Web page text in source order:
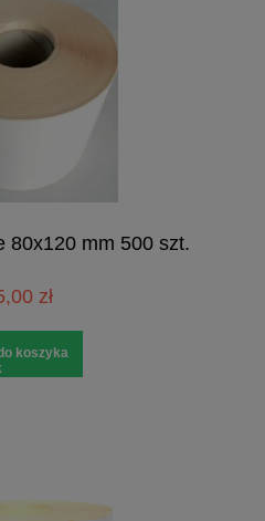
80x120 mm 500 szt.
zł
koszyka